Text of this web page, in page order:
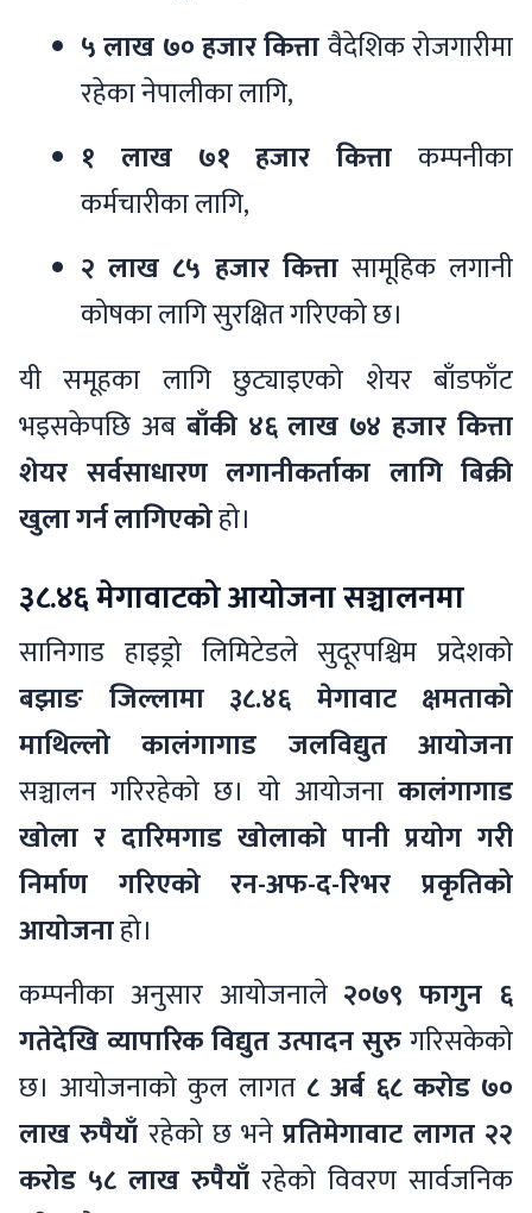
५ लाख ७० हजार कित्तावैदेशिक रोजगारीमा
रहेका नेपालीका लागि,
१ लाख ७१ हजार कित्ता कम्पनीका
कर्मचारीका लागि,
२ लाख ८५ हजार कित्तासामूहिक लगानी
कोषका लागि सुरक्षित गरिएको छ।
यी समूहका लागि छुट्याइएको शेयर बाँडफाँट
भइसकेपछि अब बाँकी ४६ लाख ७४ हजार कित्ता
शेयर सर्वसाधारण लगानीकर्ताका लागि बिक्री
खुला गर्न लागिएकोहो।
३८.४६ मेगावाटको आयोजना सञ्चालनमा
सानिगाड हाइड्रो लिमिटेडले सुदूरपश्चिम प्रदेशको
बझाङ जिल्लामा ३८.४६ मेगावाट क्षमताको
माथिल्लो कालंगागाड जलविद्युत आयोजना
सञ्चालन गरिरहेको छ। यो आयोजना कालंगागाड
खोला र दारिमगाड खोलाको पानी प्रयोग गरी
निर्माण गरिएको रन-अफ-द-रिभर प्रकृतिको
आयोजनाहो।
कम्पनीका अनुसार आयोजनाले २०७९ फागुन ६
गतेदेखि व्यापारिक विद्युत उत्पादन सुरुगरिसकेको
छ। आयोजनाको कुल लागत ८ अर्ब ६८ करोड ७०
लाख रुपैयाँ रहेको छ भनेप्रतिमेगावाट लागत २२
करोड ५८ लाख रुपैयाँ रहेको विवरण सार्वजनिक